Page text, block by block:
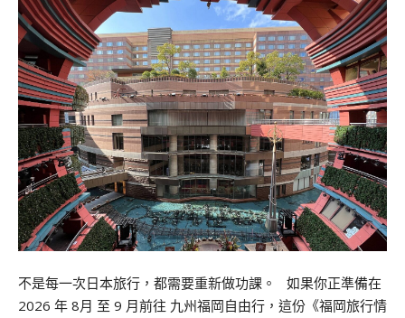
不是每一次日本旅行，都需要重新做功課。 如果你正準備在
2026 年 8月 至 9 月前往 九州福岡自由行，這份《福岡旅行情